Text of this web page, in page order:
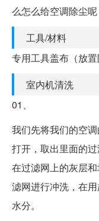
么怎么给空调除尘呢
工具/材料
专用工具盖布（放置
室内机清洗
01、
我们先将我们的空
打开，取出里面的
在过滤网上的灰层
滤网进行冲洗，在
水分。